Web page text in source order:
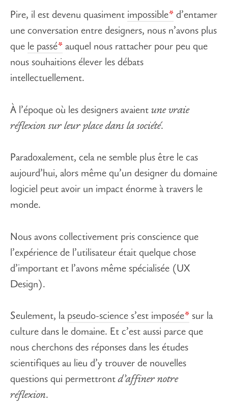
Pire, il est devenu quasiment impossible d’entamer
une conversation entre designers, nous n’avons plus
que le passé auquel nous rattacher pour peu que
nous souhaitions élever les débats
intellectuellement.
À l’époque où les designers avaient une vraie
réflexion sur leur place dans la société.
Paradoxalement, cela ne semble plus être le cas
aujourd’hui, alors même qu’un designer du domaine
logiciel peut avoir un impact énorme à travers le
monde.
Nous avons collectivement pris conscience que
l’expérience de l’utilisateur était quelque chose
d’important et l’avons même spécialisée (UX
Design).
Seulement, la pseudo-science s’est imposée sur la
culture dans le domaine. Et c’est aussi parce que
nous cherchons des réponses dans les études
scientifiques au lieu d’y trouver de nouvelles
questions qui permettrontd’affiner notre
réflexion.